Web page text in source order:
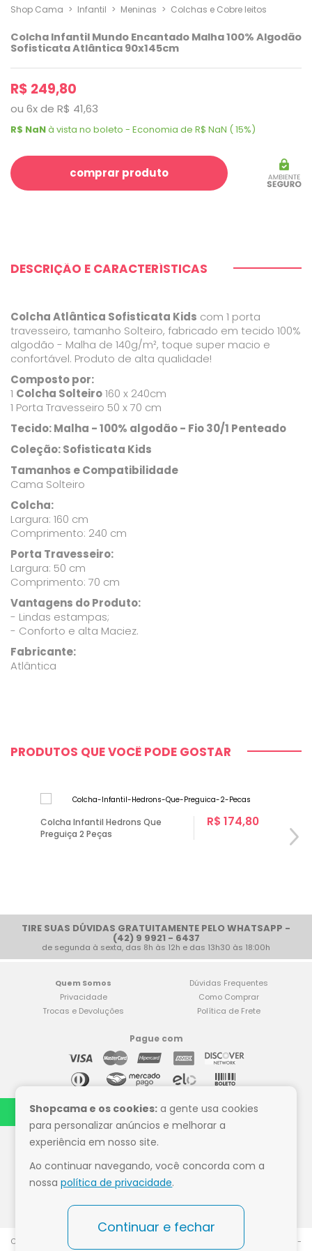
Shop Cama > Infantil > Meninas > Colchas e Cobre leitos
Colcha Infantil Mundo Encantado Malha 100% Algodão
Sofisticata Atlântica 90x145cm
R$ 249,80
ou 6xde R$ 41,63
R$ NaNà vista no boleto - Economia de R$ NaN ( 15%)
comprar produto
DESCRIÇÃO E CARACTERÍSTICAS
Colcha Atlântica Sofisticata Kids com 1 porta
travesseiro, tamanho Solteiro, fabricado em tecido 100%
algodão - Malha de 140g/m², toque super macio e
confortável. Produto de alta qualidade!
Composto por:
1 Colcha Solteiro160 x 240cm
1 Porta Travesseiro 50 x 70 cm
Tecido: Malha - 100% algodão - Fio 30/1 Penteado
Coleção: Sofisticata Kids
Tamanhos e Compatibilidade
Cama Solteiro
Colcha:
Largura: 160 cm
Comprimento: 240 cm
Porta Travesseiro:
Largura: 50 cm
Comprimento: 70 cm
Vantagens do Produto:
- Lindas estampas;
- Conforto e alta Maciez.
Fabricante:
Atlântica
PRODUTOS QUE VOCÊ PODE GOSTAR
Colcha Infantil Hedrons Que
Preguiça 2 Peças
R$ 174,80
TIRE SUAS DÚVIDAS GRATUITAMENTE PELO WHATSAPP -
(42) 9 9921 - 6437
de segunda à sexta, das 8h às 12h e das 13h30 às 18:00h
Quem Somos
Privacidade
Trocas e Devoluções
Dúvidas Frequentes
Como Comprar
Política de Frete
Pague com
Compre tranquilo
Siga a Shop Cama
CNPJ:07.532.684.0002-00 - Razão Social: ShopCama - Rod Br 153, Km 75 -
Shopcama e os cookies: a gente usa cookies
para personalizar anúncios e melhorar a
experiência em nosso site.
Ao continuar navegando, você concorda com a
nossapolítica de privacidade.
Continuar e fechar